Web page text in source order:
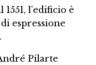
l’edificio è
espressione
Pilarte